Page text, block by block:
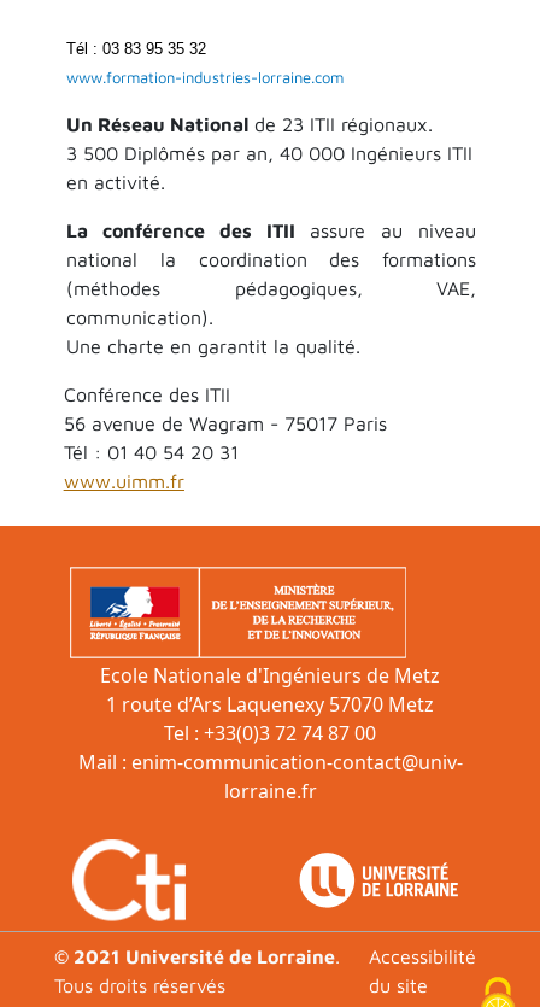
Tél : 03 83 95 35 32
www.formation-industries-lorraine.com
Un Réseau Nationalde 23 ITII régionaux.
3 500 Diplômés par an, 40 000 Ingénieurs ITII
en activité.
La conférence des ITII assure au niveau
national la coordination des formations
(méthodes pédagogiques, VAE,
communication).
Une charte en garantit la qualité.
Conférence des ITII
56 avenue de Wagram - 75017 Paris
Tél : 01 40 54 20 31
www.uimm.fr
Ecole Nationale d'Ingénieurs de Metz
1 route d’Ars Laquenexy 57070 Metz
Tel : +33(0)3 72 74 87 00
Mail : enim-communication-contact@univ-
lorraine.fr
© 2021 Université de Lorraine.
Tous droits réservés
Footer
Accessibilité
du site